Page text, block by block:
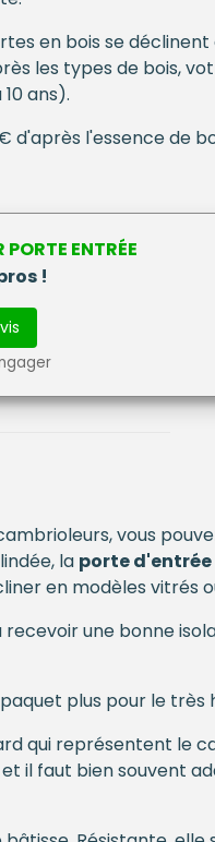
en bois se déclinent
les types de bois,
ans).
d'après l'essence de
PORTE ENTRÉE
!
vous
la porte d'entrée
en modèles vitrés
une bonne
plus pour le très
qui représentent le
il faut bien souvent